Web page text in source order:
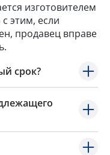
изготовителем
этим, если
продавец вправе
срок?